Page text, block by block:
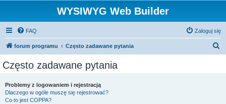
WYSIWYG Web Builder
FAQ Zaloguj się
forum programu Często zadawane pytania
Często zadawane pytania
Problemy z logowaniem i rejestracją
Dlaczego w ogóle muszę się rejestrować?
Co to jest COPPA?